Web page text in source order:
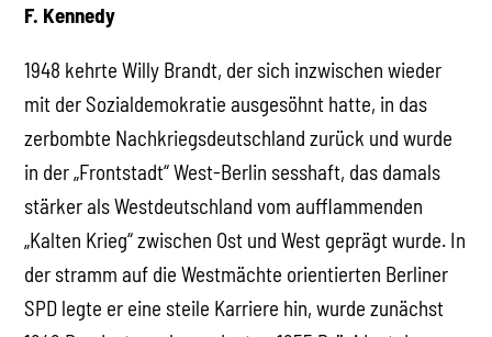
F. Kennedy
1948 kehrte Willy Brandt, der sich inzwischen wieder
mit der Sozialdemokratie ausgesöhnt hatte, in das
zerbombte Nachkriegsdeutschland zurück und wurde
in der „Frontstadt“ West-Berlin sesshaft, das damals
stärker als Westdeutschland vom aufflammenden
„Kalten Krieg“ zwischen Ost und West geprägt wurde. In
der stramm auf die Westmächte orientierten Berliner
SPD legte er eine steile Karriere hin, wurde zunächst